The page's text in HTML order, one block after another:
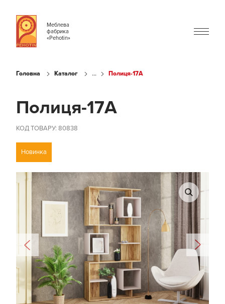
Меблева
фабрика
«Pehotin»
Головна Каталог ... Полиця-17А
Полиця-17А
КОД ТОВАРУ: 80838
Новинка